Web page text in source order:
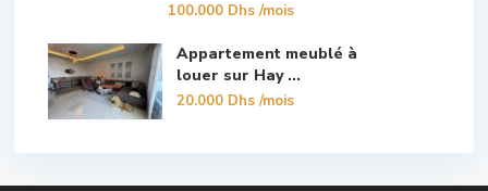
100.000 Dhs/mois
Appartement meublé à
louer sur Hay ...
20.000 Dhs/mois